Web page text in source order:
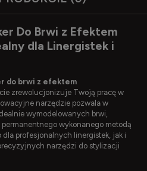
Do Brwi z Efektem
dla Linergistek i
do brwi z efektem
zrewolucjonizuje Twoją pracę w
narzędzie pozwala w
wymodelowanych brwi,
wykonanego metodą
dla profesjonalnych linergistek, jak i
narzędzi do stylizacji